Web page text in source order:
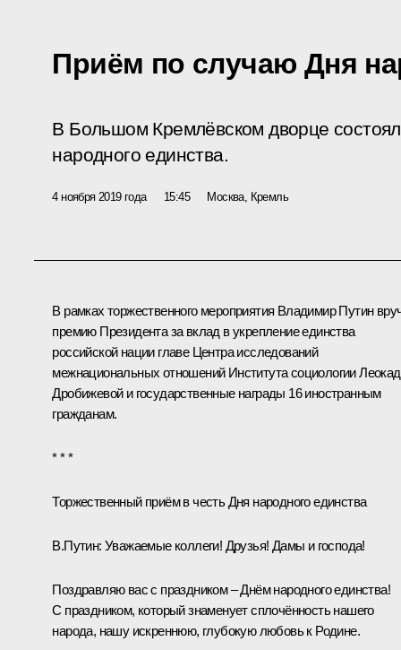
Приём по случаю Дня
В Большом Кремлёвском дворце
народного единства.
4 ноября 2019 года 15:45 Москва, Кремль
В рамках торжественного мероприятия Владимир Путин
премию Президента за вклад в укрепление единства
российской нации главе Центра исследований
межнациональных отношений Института социологии
Дробижевой и государственные награды 16 иностранным
гражданам.
* * *
Торжественный приём в честь Дня народного единства
В.Путин: Уважаемые коллеги! Друзья! Дамы и господа!
Поздравляю вас с праздником – Днём народного единства!
С праздником, который знаменует сплочённость нашего
народа, нашу искреннюю, глубокую любовь к Родине.